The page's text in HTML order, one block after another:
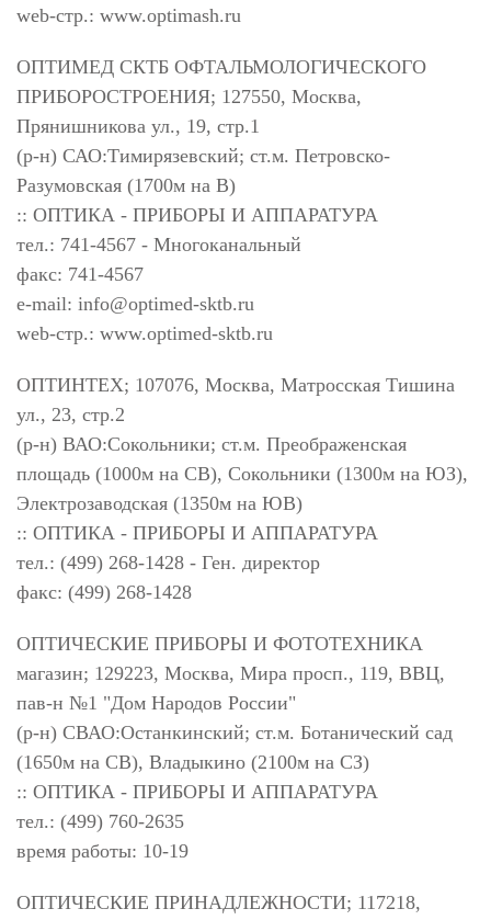
web-стр.: www.optimash.ru
ОПТИМЕД СКТБ ОФТАЛЬМОЛОГИЧЕСКОГО
ПРИБОРОСТРОЕНИЯ; 127550, Москва,
Прянишникова ул., 19, стр.1
(р-н) САО:Тимирязевский; ст.м. Петровско-
Разумовская (1700м на В)
:: ОПТИКА - ПРИБОРЫ И АППАРАТУРА
тел.: 741-4567 - Многоканальный
факс: 741-4567
e-mail: info@optimed-sktb.ru
web-стр.: www.optimed-sktb.ru
ОПТИНТЕХ; 107076, Москва, Матросская Тишина
ул., 23, стр.2
(р-н) ВАО:Сокольники; ст.м. Преображенская
площадь (1000м на СВ), Сокольники (1300м на ЮЗ),
Электрозаводская (1350м на ЮВ)
:: ОПТИКА - ПРИБОРЫ И АППАРАТУРА
тел.: (499) 268-1428 - Ген. директор
факс: (499) 268-1428
ОПТИЧЕСКИЕ ПРИБОРЫ И ФОТОТЕХНИКА
магазин; 129223, Москва, Мира просп., 119, ВВЦ,
пав-н №1 "Дом Народов России"
(р-н) СВАО:Останкинский; ст.м. Ботанический сад
(1650м на СВ), Владыкино (2100м на СЗ)
:: ОПТИКА - ПРИБОРЫ И АППАРАТУРА
тел.: (499) 760-2635
время работы: 10-19
ОПТИЧЕСКИЕ ПРИНАДЛЕЖНОСТИ; 117218,